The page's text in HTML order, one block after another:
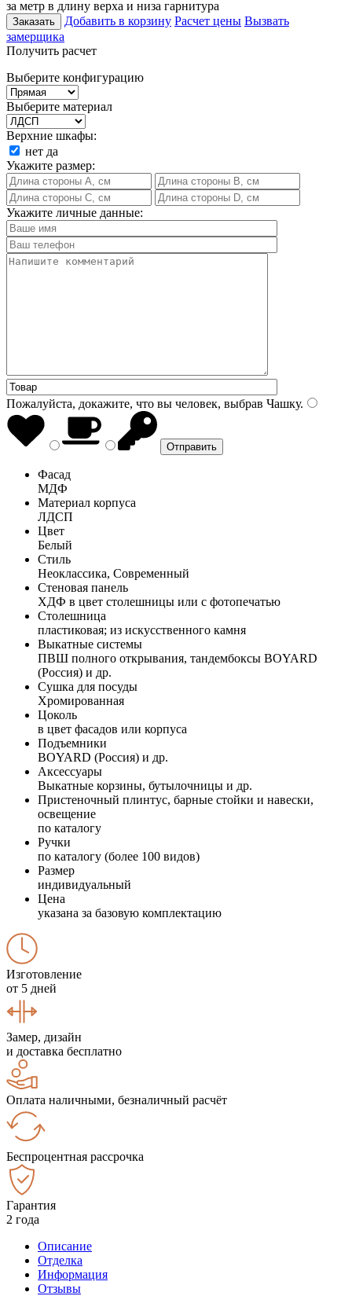
за метр в длину верха и низа гарнитура
Заказать Добавить в корзину Расчет цены Вызвать
замерщика
Получить расчет
Выберите конфигурацию
Выберите материал
Верхние шкафы:
нет да
Укажите размер:
Укажите личные данные:
Пожалуйста, докажите, что вы человек, выбрав Чашку.
Фасад
МДФ
Материал корпуса
ЛДСП
Цвет
Белый
Стиль
Неоклассика, Современный
Стеновая панель
ХДФ в цвет столешницы или с фотопечатью
Столешница
пластиковая; из искусственного камня
Выкатные системы
ПВШ полного открывания, тандембоксы BOYARD
(Россия) и др.
Сушка для посуды
Хромированная
Цоколь
в цвет фасадов или корпуса
Подъемники
BOYARD (Россия) и др.
Аксессуары
Выкатные корзины, бутылочницы и др.
Пристеночный плинтус, барные стойки и навески,
освещение
по каталогу
Ручки
по каталогу (более 100 видов)
Размер
индивидуальный
Цена
указана за базовую комплектацию
Изготовление
от 5 дней
Замер, дизайн
и доставка бесплатно
Оплата наличными, безналичный расчёт
Беспроцентная рассрочка
Гарантия
2 года
Описание
Отделка
Информация
Отзывы